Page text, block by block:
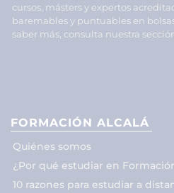
cursos, másters y expertos
baremables y puntuables en
saber más, consulta nuestra
FORMACIÓN ALCALÁ
Quiénes somos
¿Por qué estudiar en
10 razones para estudiar a